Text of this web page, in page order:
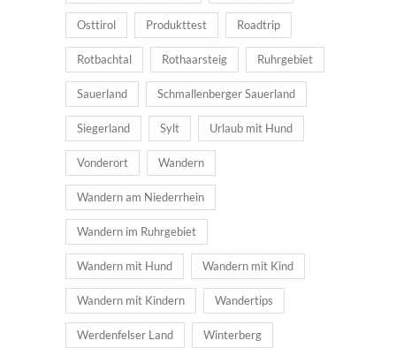
Osttirol Produkttest Roadtrip
Rotbachtal Rothaarsteig Ruhrgebiet
Sauerland Schmallenberger Sauerland
Siegerland Sylt Urlaub mit Hund
Vonderort Wandern
Wandern am Niederrhein
Wandern im Ruhrgebiet
Wandern mit Hund Wandern mit Kind
Wandern mit Kindern Wandertips
Werdenfelser Land Winterberg